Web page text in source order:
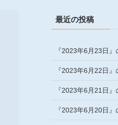
最近の投稿
『2023年6月23日
『2023年6月22日
『2023年6月21日
『2023年6月20日